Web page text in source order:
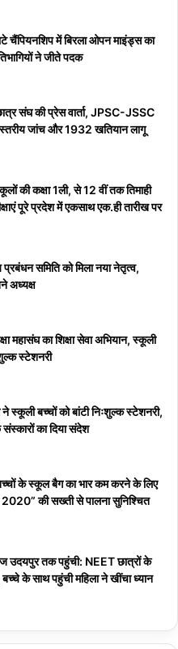
चैंपियनशिप में बिरला ओपन माइंड्स का
ने जीते पदक
संघ की प्रेस वार्ता, JPSC-JSSC
जांच और 1932 खतियान लागू
की कक्षा 1ली, से 12 वीं तक तिमाही
पूरे प्रदेश में एकसाथ एक.ही तारीख पर
प्रबंधन समिति को मिला नया नेतृत्व,
अध्यक्ष
महासंघ का शिक्षा सेवा अभियान, स्कूली
स्टेशनरी
ने स्कूली बच्चों को बांटी निःशुल्क स्टेशनरी,
का दिया संदेश
बच्चों के स्कूल बैग का भार कम करने के लिए
2020” की सख्ती से पालना सुनिश्चित
उदयपुर तक पहुंची: NEET छात्रों के
के साथ पहुंची महिला ने खींचा ध्यान